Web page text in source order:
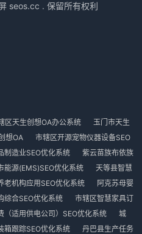
seos.cc . 保留所有权利
区天生创想OA办公系统
玉门市天生
想OA
市辖区开源宠物仪器设备SEO
制造业SEO优化系统
紫云苗族布依族
能源(EMS)SEO优化系统
天等县智慧
老机构应用SEO优化系统
阿克苏母婴
综合SEO优化系统
市辖区智慧家具订
（适用供电公司）SEO优化系统
城
箱跟踪SEO优化系统
丹巴县生产任务